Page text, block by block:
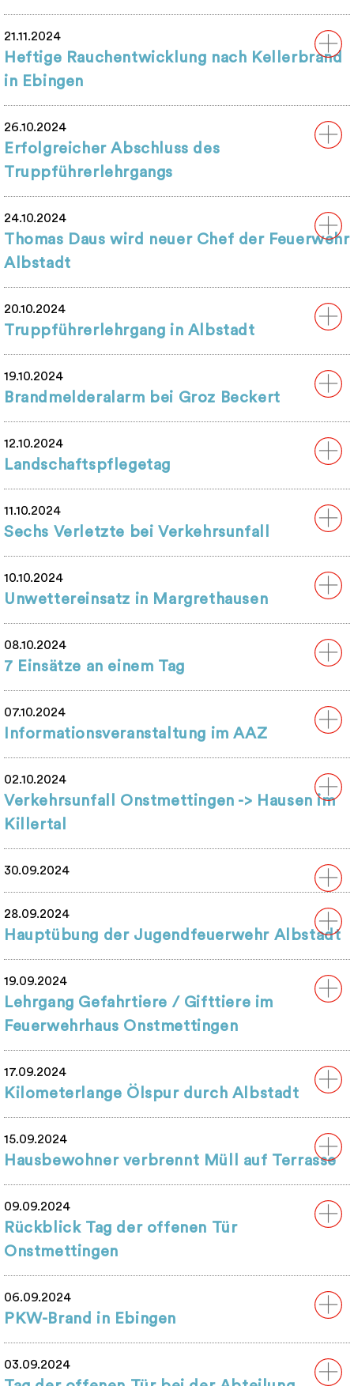
21.11.2024
Heftige Rauchentwicklung nach Kellerbrand
in Ebingen
26.10.2024
Erfolgreicher Abschluss des
Truppführerlehrgangs
24.10.2024
Thomas Daus wird neuer Chef der Feuerwehr
Albstadt
20.10.2024
Truppführerlehrgang in Albstadt
19.10.2024
Brandmelderalarm bei Groz Beckert
12.10.2024
Landschaftspflegetag
11.10.2024
Sechs Verletzte bei Verkehrsunfall
10.10.2024
Unwettereinsatz in Margrethausen
08.10.2024
7 Einsätze an einem Tag
07.10.2024
Informationsveranstaltung im AAZ
02.10.2024
Verkehrsunfall Onstmettingen -> Hausen im
Killertal
30.09.2024
28.09.2024
Hauptübung der Jugendfeuerwehr Albstadt
19.09.2024
Lehrgang Gefahrtiere / Gifttiere im
Feuerwehrhaus Onstmettingen
17.09.2024
Kilometerlange Ölspur durch Albstadt
15.09.2024
Hausbewohner verbrennt Müll auf Terrasse
09.09.2024
Rückblick Tag der offenen Tür
Onstmettingen
06.09.2024
PKW-Brand in Ebingen
03.09.2024